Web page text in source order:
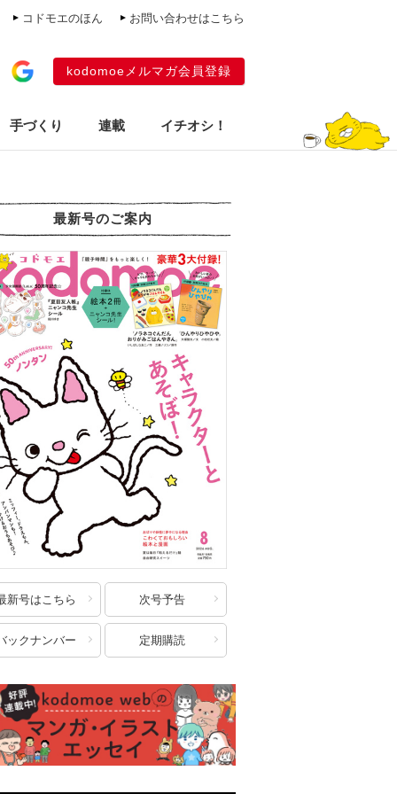
コドモエのほん お問い合わせはこちら
kodomoeメルマガ会員登録
手づくり 連載 イチオシ！
最新号のご案内
新号はこちら 次号予告
ックナンバー 定期購読